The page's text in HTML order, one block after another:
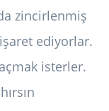
zincirlenmiş
ediyorlar.
isterler.